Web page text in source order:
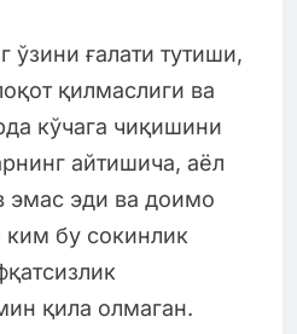
ўзини ғалати тутиши,
қилмаслиги ва
кўчага чиқишини
айтишича, аёл
эмас эди ва доимо
ким бу сокинлик
қила олмаган.